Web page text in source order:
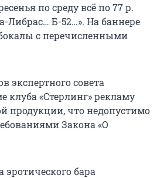
по среду всё по 77 р.
Либрас… Б-52…». На баннере
с перечисленными
экспертного совета
клуба «Стерлинг» рекламу
продукции, что недопустимо
Закона «О
эротического бара